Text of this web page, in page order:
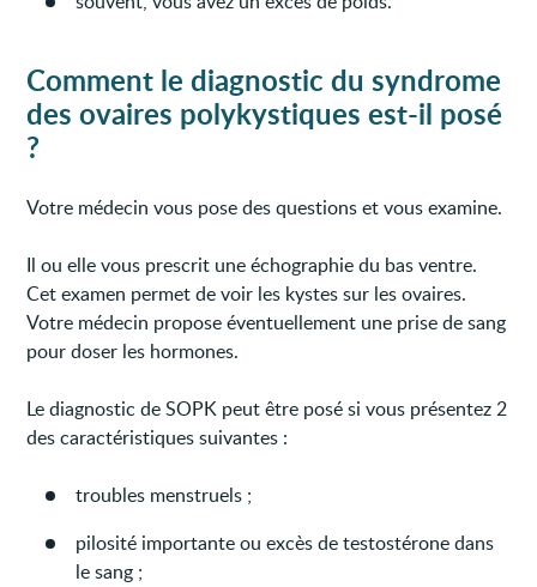
Comment le diagnostic du syndrome
des ovaires polykystiques est-il posé
?
Votre médecin vous pose des questions et vous examine.
Il ou elle vous prescrit une échographie du bas ventre.
Cet examen permet de voir les kystes sur les ovaires.
Votre médecin propose éventuellement une prise de sang
pour doser les hormones.
Le diagnostic de SOPK peut être posé si vous présentez 2
des caractéristiques suivantes :
troubles menstruels ;
pilosité importante ou excès de testostérone dans
le sang ;